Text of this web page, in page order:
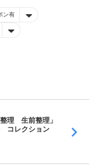
ン有
理 生前整理」
コレクション